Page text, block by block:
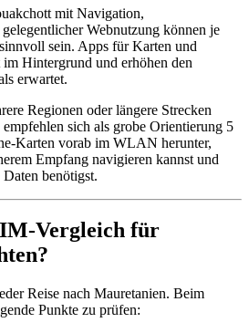
mit Navigation,
Webnutzung können je
sein. Apps für Karten und
Hintergrund und erhöhen den
erwartet.
Regionen oder längere Strecken
sich als grobe Orientierung 5
Karten vorab im WLAN herunter,
Empfang navigieren kannst und
benötigst.
Vergleich für
Reise nach Mauretanien. Beim
Punkte zu prüfen: